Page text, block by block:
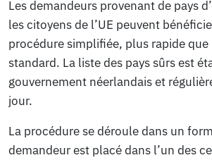
Les demandeurs provenant de pays
les citoyens de l’UE peuvent
procédure simplifiée, plus rapide
standard. La liste des pays sûrs est
gouvernement néerlandais et
jour.
La procédure se déroule dans un
demandeur est placé dans l’un des